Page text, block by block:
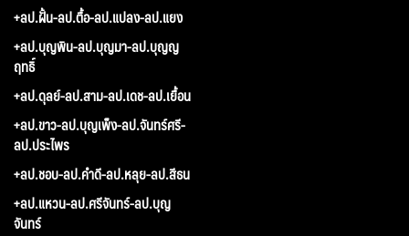
+ลป.ฝั้น-ลป.ตื้อ-ลป.แปลง-ลป.แยง
+ลป.บุญพิน-ลป.บุญมา-ลป.บุญญ
ฤทธิ์
+ลป.ดุลย์-ลป.สาม-ลป.เดช-ลป.เยื้อน
+ลป.ขาว-ลป.บุญเพ็ง-ลป.จันทร์ศรี-
ลป.ประไพร
+ลป.ชอบ-ลป.คำดี-ลป.หลุย-ลป.สีธน
+ลป.แหวน-ลป.ศรีจันทร์-ลป.บุญ
จันทร์